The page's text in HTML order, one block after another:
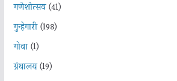
गणेशोत्सव(41)
गुन्हेगारी(198)
गोवा(1)
ग्रंथालय(19)